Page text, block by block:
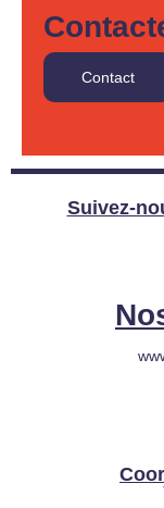
Contact
Suivez-